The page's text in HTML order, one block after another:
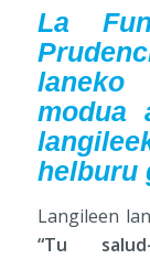
La
modua
helburu
Langileen
“Tu